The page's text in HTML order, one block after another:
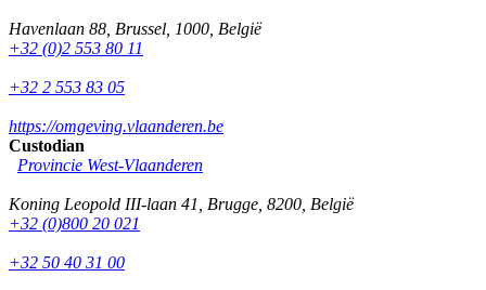
Havenlaan 88 Brussel 1000 België
+32 (0)2 553 80 11
+32 2 553 83 05
https://omgeving.vlaanderen.be
Custodian
Provincie West-Vlaanderen
Koning Leopold III-laan 41 Brugge 8200 België
+32 (0)800 20 021
+32 50 40 31 00